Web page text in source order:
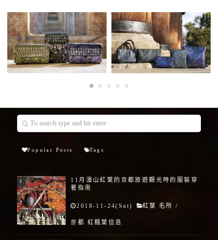
Popular Posts Tags
11月漫山紅葉的京都旅遊觀光時的服裝穿
著指南
2018-11-24(Sat) 紅葉 名所 /
京都 紅楓葉信息